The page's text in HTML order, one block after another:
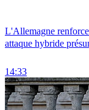
L'Allemagne
attaque hybride
14:33